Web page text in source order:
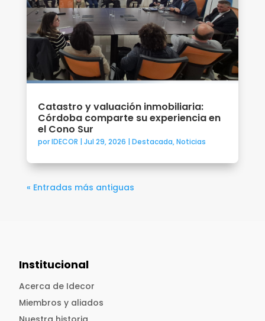
Catastro y valuación inmobiliaria:
Córdoba comparte su experiencia en
el Cono Sur
porIDECOR | Jul 29, 2026 | Destacada,Noticias
« Entradas más antiguas
Institucional
Acerca de Idecor
Miembros y aliados